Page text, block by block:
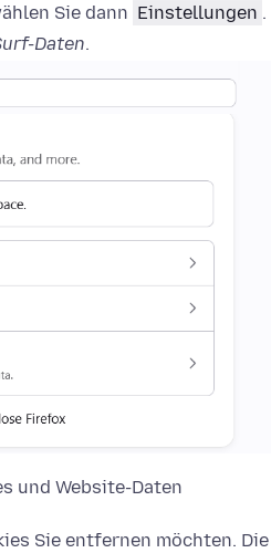
Sie dann Einstellungen .
Daten.
und Website-Daten
Sie entfernen möchten. Die